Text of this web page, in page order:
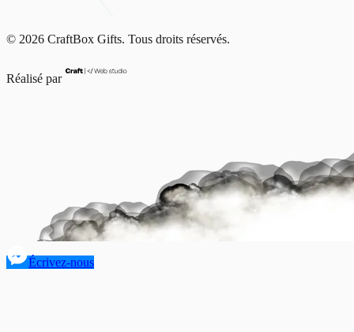
© 2026 CraftBox Gifts. Tous droits réservés.
Réalisé par
Écrivez-nous